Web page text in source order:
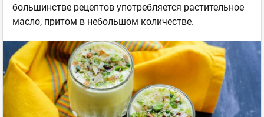
большинстве рецептов употребляется растительное
масло, притом в небольшом количестве.